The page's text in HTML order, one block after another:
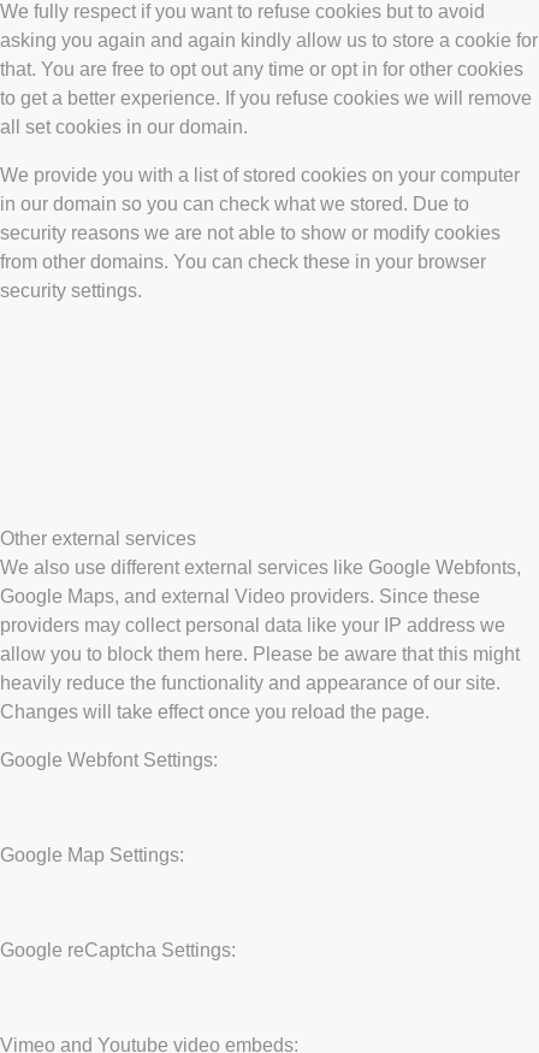
We fully respect if you want to refuse cookies but to avoid
asking you again and again kindly allow us to store a cookie for
that. You are free to opt out any time or opt in for other cookies
to get a better experience. If you refuse cookies we will remove
all set cookies in our domain.
We provide you with a list of stored cookies on your computer
in our domain so you can check what we stored. Due to
security reasons we are not able to show or modify cookies
from other domains. You can check these in your browser
security settings.
Other external services
We also use different external services like Google Webfonts,
Google Maps, and external Video providers. Since these
providers may collect personal data like your IP address we
allow you to block them here. Please be aware that this might
heavily reduce the functionality and appearance of our site.
Changes will take effect once you reload the page.
Google Webfont Settings:
Google Map Settings:
Google reCaptcha Settings:
Vimeo and Youtube video embeds: